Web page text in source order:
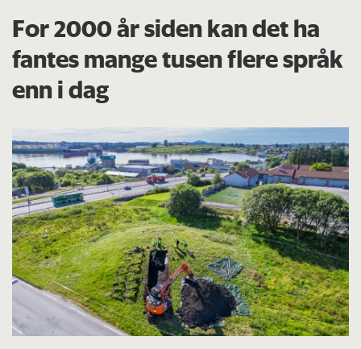
For 2000 år siden kan det ha
fantes mange tusen flere språk
enn i dag